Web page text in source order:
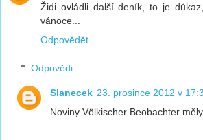
Židi ovládli další deník, to je
vánoce...
Odpovědět
Odpovědi
Slanecek 23. prosince 2012 v
Noviny Völkischer Beobachter